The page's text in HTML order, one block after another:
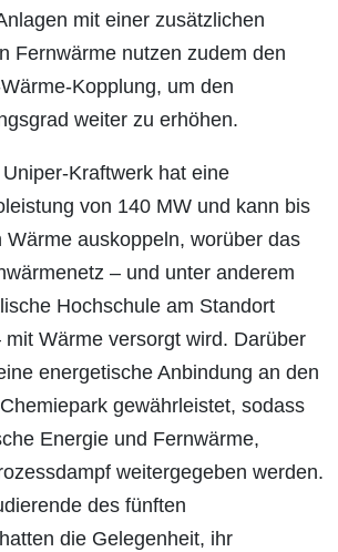
mit einer zusätzlichen
Fernwärme nutzen zudem den
Kopplung, um den
weiter zu erhöhen.
Kraftwerk hat eine
von 140 MW und kann bis
Wärme auskoppeln, worüber das
– und unter anderem
Hochschule am Standort
mit Wärme versorgt wird. Darüber
energetische Anbindung an den
gewährleistet, sodass
Energie und Fernwärme,
weitergegeben werden.
des fünften
die Gelegenheit, ihr